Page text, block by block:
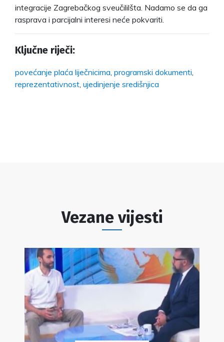
integracije Zagrebačkog sveučililšta. Nadamo se da ga
rasprava i parcijalni interesi neće pokvariti.
Ključne riječi:
povećanje plaća liječnicima programski dokumenti
reprezentativnost ujedinjenje središnjica
Vezane vijesti